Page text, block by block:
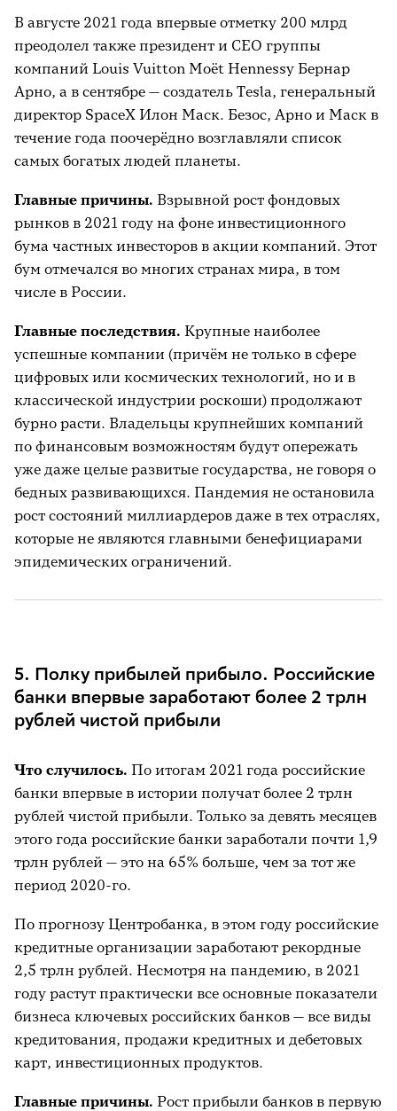
В августе 2021 года впервые отметку 200 млрд
преодолел также президент и СЕО группы
компаний Louis Vuitton Moët Hennessy Бернар
Арно, а в сентябре — создатель Тesla, генеральный
директор SpaceX Илон Маск. Безос, Арно и Маск в
течение года поочерёдно возглавляли список
самых богатых людей планеты.
Главные причины. Взрывной рост фондовых
рынков в 2021 году на фоне инвестиционного
бума частных инвесторов в акции компаний. Этот
бум отмечался во многих странах мира, в том
числе в России.
Главные последствия. Крупные наиболее
успешные компании (причём не только в сфере
цифровых или космических технологий, но и в
классической индустрии роскоши) продолжают
бурно расти. Владельцы крупнейших компаний
по финансовым возможностям будут опережать
уже даже целые развитые государства, не говоря о
бедных развивающихся. Пандемия не остановила
рост состояний миллиардеров даже в тех отраслях,
которые не являются главными бенефициарами
эпидемических ограничений.
5. Полку прибылей прибыло. Российские
банки впервые заработают более 2 трлн
рублей чистой прибыли
Что случилось. По итогам 2021 года российские
банки впервые в истории получат более 2 трлн
рублей чистой прибыли. Только за девять месяцев
этого года российские банки заработали почти 1,9
трлн рублей — это на 65% больше, чем за тот же
период 2020-го.
По прогнозу Центробанка, в этом году российские
кредитные организации заработают рекордные
2,5 трлн рублей. Несмотря на пандемию, в 2021
году растут практически все основные показатели
бизнеса ключевых российских банков — все виды
кредитования, продажи кредитных и дебетовых
карт, инвестиционных продуктов.
Главные причины. Рост прибыли банков в первую